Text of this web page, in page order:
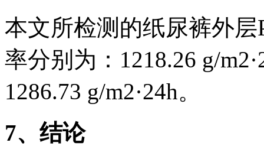
本文所检测的纸尿裤外
率分别为：1218.26 g/
1286.73 g/m2·24h。
7、结论